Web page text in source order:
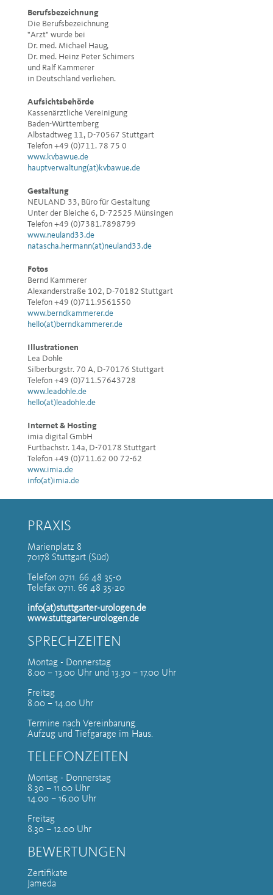
Berufsbezeichnung
Die Berufsbezeichnung
"Arzt" wurde bei
Dr. med. Michael Haug,
Dr. med. Heinz Peter Schimers
und Ralf Kammerer
in Deutschland verliehen.
Aufsichtsbehörde
Kassenärztliche Vereinigung
Baden-Württemberg
Albstadtweg 11, D-70567 Stuttgart
Telefon +49 (0)711. 78 75 0
www.kvbawue.de
hauptverwaltung(at)kvbawue.de
Gestaltung
NEULAND 33, Büro für Gestaltung
Unter der Bleiche 6, D-72525 Münsingen
Telefon +49 (0)7381.7898799
www.neuland33.de
natascha.hermann(at)neuland33.de
Fotos
Bernd Kammerer
Alexanderstraße 102, D-70182 Stuttgart
Telefon +49 (0)711.9561550
www.berndkammerer.de
hello(at)berndkammerer.de
Illustrationen
Lea Dohle
Silberburgstr. 70 A, D-70176 Stuttgart
Telefon +49 (0)711.57643728
www.leadohle.de
hello(at)leadohle.de
Internet & Hosting
imia digital GmbH
Furtbachstr. 14a, D-70178 Stuttgart
Telefon +49 (0)711.62 00 72-62
www.imia.de
info(at)imia.de
PRAXIS
Marienplatz 8
70178 Stuttgart (Süd)
Telefon 0711. 66 48 35-0
Telefax 0711. 66 48 35-20
info(at)stuttgarter-urologen.de
www.stuttgarter-urologen.de
SPRECHZEITEN
Montag - Donnerstag
8.00 – 13.00 Uhr und 13.30 – 17.00 Uhr
Freitag
8.00 – 14.00 Uhr
Termine nach Vereinbarung.
Aufzug und Tiefgarage im Haus.
TELEFONZEITEN
Montag - Donnerstag
8.30 – 11.00 Uhr
14.00 – 16.00 Uhr
Freitag
8.30 – 12.00 Uhr
BEWERTUNGEN
Zertifikate
Jameda